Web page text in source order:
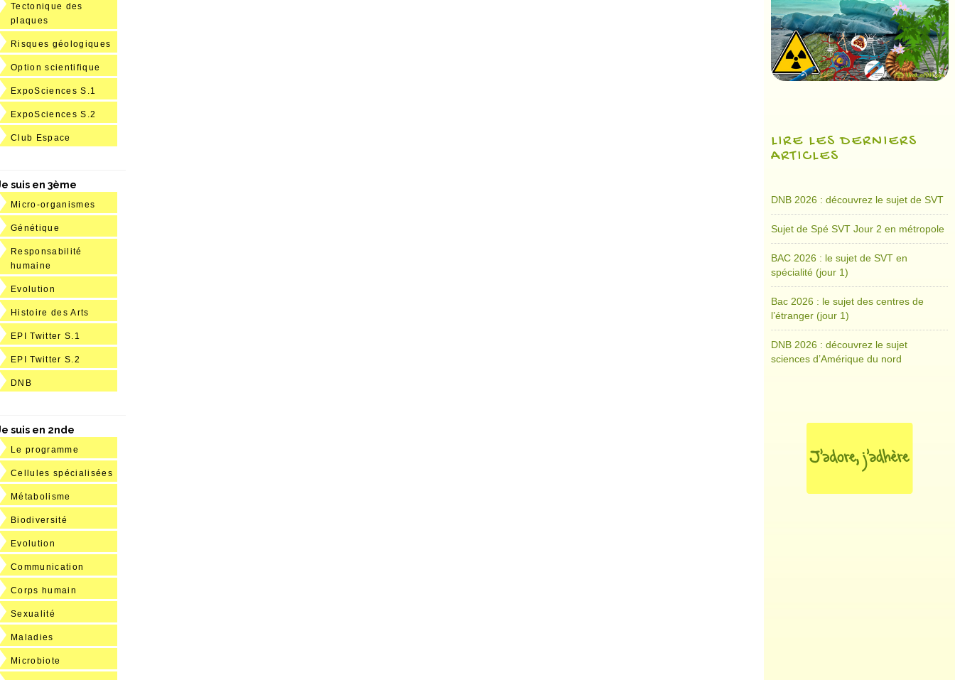
Tectonique des
plaques
Risques géologiques
Option scientifique
ExpoSciences S.1
ExpoSciences S.2
Club Espace
suis en 3ème
Micro-organismes
Génétique
Responsabilité
humaine
Evolution
Histoire des Arts
EPI Twitter S.1
EPI Twitter S.2
DNB
suis en 2nde
Le programme
Cellules spécialisées
Métabolisme
Biodiversité
Evolution
Communication
Corps humain
Sexualité
Maladies
Microbiote
LIRE LES DERNIERS
ARTICLES
DNB 2026 : découvrez le sujet de SVT
Sujet de Spé SVT Jour 2 en métropole
BAC 2026 : le sujet de SVT en
spécialité (jour 1)
Bac 2026 : le sujet des centres de
l’étranger (jour 1)
DNB 2026 : découvrez le sujet
sciences d’Amérique du nord